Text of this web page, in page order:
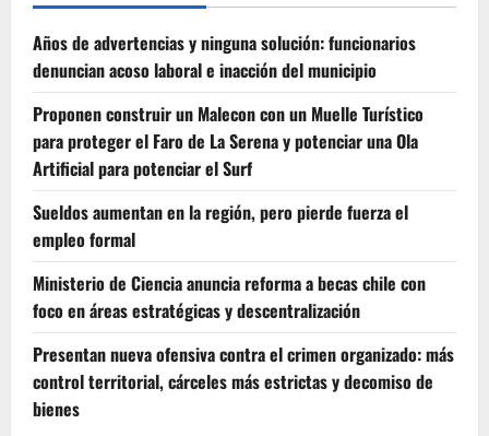
Años de advertencias y ninguna solución: funcionarios
denuncian acoso laboral e inacción del municipio
Proponen construir un Malecon con un Muelle Turístico
para proteger el Faro de La Serena y potenciar una Ola
Artificial para potenciar el Surf
Sueldos aumentan en la región, pero pierde fuerza el
empleo formal
Ministerio de Ciencia anuncia reforma a becas chile con
foco en áreas estratégicas y descentralización
Presentan nueva ofensiva contra el crimen organizado: más
control territorial, cárceles más estrictas y decomiso de
bienes